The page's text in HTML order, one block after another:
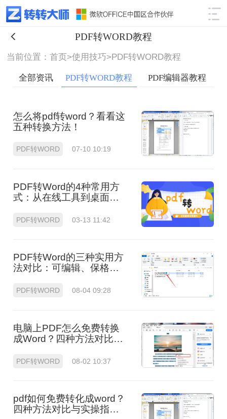
使用技巧 筛选
PDF转WORD教程
当前位置：首页>使用技巧>PDF转WORD教程
全部资讯 PDF转WORD教程 PDF编辑器教程
怎么将pdf转word？看看这
五种转换方法！
PDF转WORD 07-10 10:19
PDF转Word的4种常用方
式：从在线工具到桌面软
PDF转WORD 03-13 11:42
PDF转Word的三种实用方
法对比：可编辑、保格
PDF转WORD 08-04 09:28
电脑上PDF怎么免费转换
成Word？四种方法对比与
PDF转WORD 08-02 10:37
pdf如何免费转化成word？
四种方法对比与实操指南